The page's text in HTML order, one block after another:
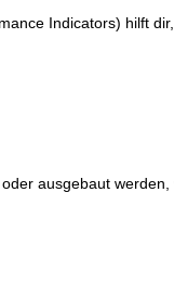
Indicators) hilft
ausgebaut